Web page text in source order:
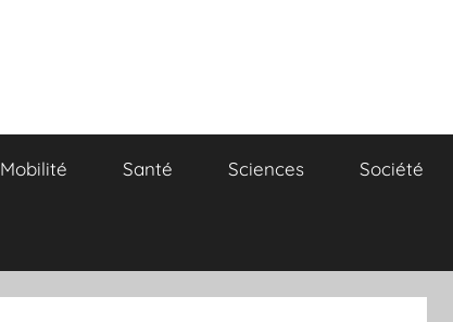
Mobilité Santé Sciences Société